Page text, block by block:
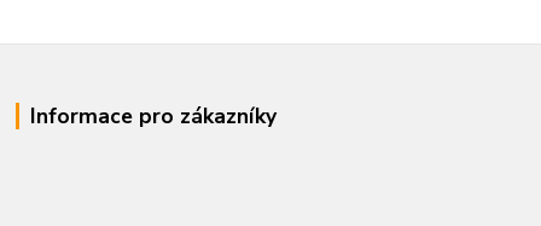
Informace pro zákazníky